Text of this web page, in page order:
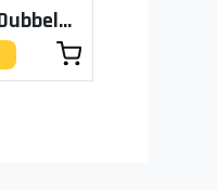
Canvas Dubbele Tas Grijs